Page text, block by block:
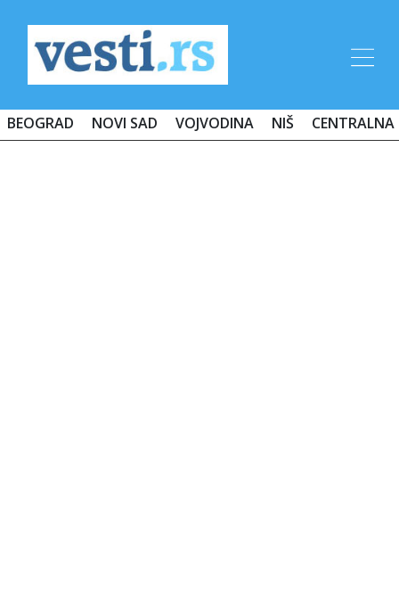
BEOGRAD NOVI SAD VOJVODINA NIŠ CENTRALNA